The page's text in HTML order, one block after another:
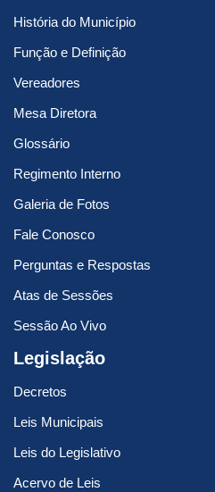
História do Município
Função e Definição
Vereadores
Mesa Diretora
Glossário
Regimento Interno
Galeria de Fotos
Fale Conosco
Perguntas e Respostas
Atas de Sessões
Sessão Ao Vivo
Legislação
Decretos
Leis Municipais
Leis do Legislativo
Acervo de Leis